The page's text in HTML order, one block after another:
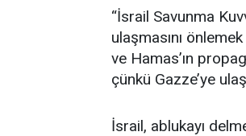
“İsrail Savunma
ulaşmasını
ve Hamas’ın
çünkü Gazze’ye
İsrail, ablukayı